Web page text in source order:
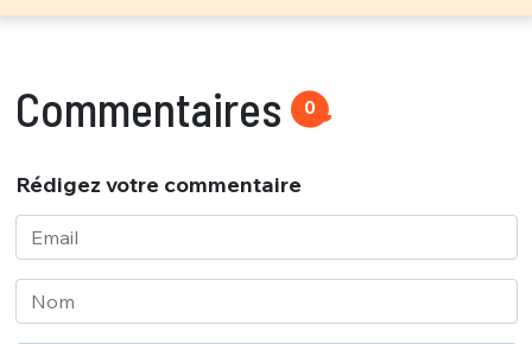
Commentaires 0
Rédigez votre commentaire